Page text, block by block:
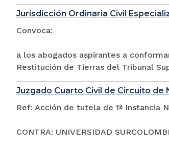
Jurisdicción Ordinaria Civil
Convoca:
a los abogados aspirantes a
Restitución de Tierras del Tribunal
Juzgado Cuarto Civil de Circuito de
Ref: Acción de tutela de 1ª Instancia
CONTRA: UNIVERSIDAD